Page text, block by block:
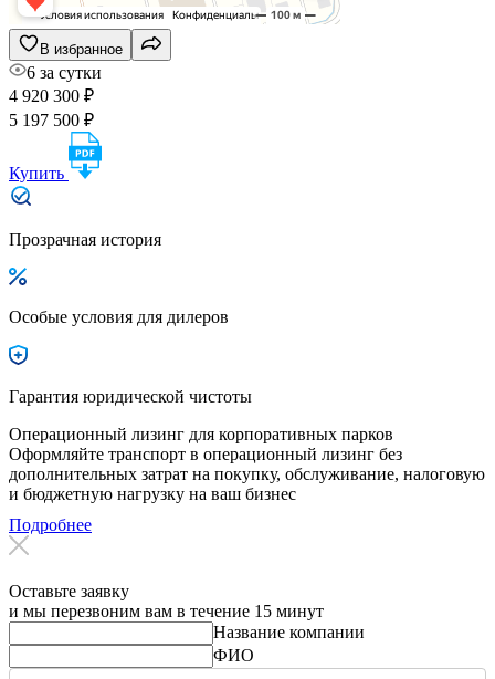
В избранное
6 за сутки
4 920 300 ₽
5 197 500 ₽
Купить
Прозрачная история
Особые условия для дилеров
Гарантия юридической чистоты
Операционный лизинг для корпоративных парков
Оформляйте транспорт в операционный лизинг без
дополнительных затрат на покупку, обслуживание, налоговую
и бюджетную нагрузку на ваш бизнес
Подробнее
Оставьте заявку
и мы перезвоним вам в течение 15 минут
Название компании
ФИО